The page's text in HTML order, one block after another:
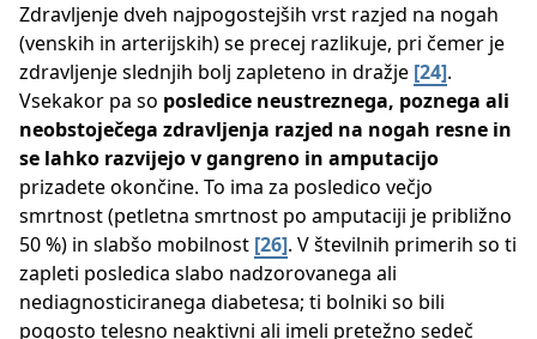
Zdravljenje dveh najpogostejših vrst razjed na nogah
(venskih in arterijskih) se precej razlikuje, pri čemer je
zdravljenje slednjih bolj zapleteno in dražje ​ [24]​.
Vsekakor pa so posledice neustreznega, poznega ali
neobstoječega zdravljenja razjed na nogah resne in
se lahko razvijejo v gangreno in amputacijo
prizadete okončine. To ima za posledico večjo
smrtnost (petletna smrtnost po amputaciji je približno
50 %) in slabšo mobilnost [26]​. V številnih primerih so ti
zapleti posledica slabo nadzorovanega ali
nediagnosticiranega diabetesa; ti bolniki so bili
pogosto telesno neaktivni ali imeli pretežno sedeč